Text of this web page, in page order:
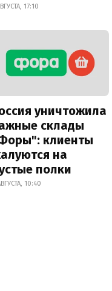
17:10
уничтожила
склады
клиенты
на
полки
10:40